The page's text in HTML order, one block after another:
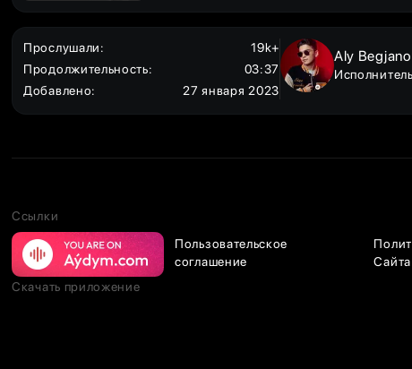
Прослушали:
19k+
Продолжительность:
03:37
Добавлено: 27 января 2023
Aly
Исполнитель
Ссылки
Пользовательское
соглашение
Сайта
Скачать приложение